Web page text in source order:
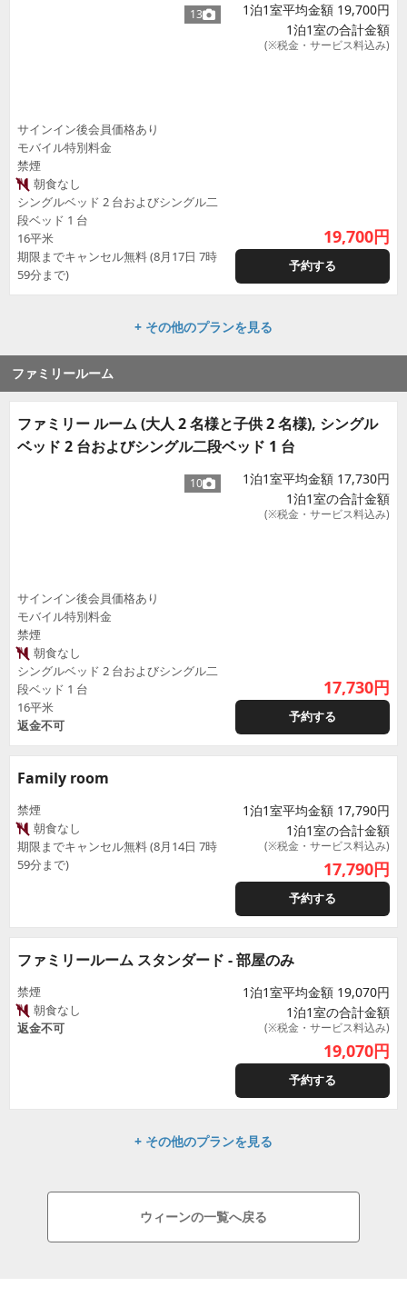
13
サインイン後会員価格あり
モバイル特別料金
禁煙
朝食なし
シングルベッド 2 台およびシングル二
段ベッド 1 台
16平米
期限までキャンセル無料 (8月17日 7時
59分まで)
1泊1室平均金額 19,700円
1泊1室の合計金額
(※税金・サービス料込み)
19,700円
予約する
+ その他のプランを見る
ファミリールーム
ファミリー ルーム (大人 2 名様と子供 2 名様), シングル
ベッド 2 台およびシングル二段ベッド 1 台
10
サインイン後会員価格あり
モバイル特別料金
禁煙
朝食なし
シングルベッド 2 台およびシングル二
段ベッド 1 台
16平米
返金不可
1泊1室平均金額 17,730円
1泊1室の合計金額
(※税金・サービス料込み)
17,730円
予約する
Family room
禁煙
朝食なし
期限までキャンセル無料 (8月14日 7時
59分まで)
1泊1室平均金額 17,790円
1泊1室の合計金額
(※税金・サービス料込み)
17,790円
予約する
ファミリールーム スタンダード - 部屋のみ
禁煙
朝食なし
返金不可
1泊1室平均金額 19,070円
1泊1室の合計金額
(※税金・サービス料込み)
19,070円
予約する
+ その他のプランを見る
ウィーンの一覧へ戻る